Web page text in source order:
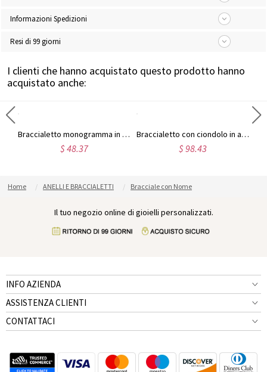
Informazioni Spedizioni
Resi di 99 giorni
I clienti che hanno acquistato questo prodotto hanno
acquistato anche:
Braccialetto monogramma in argento sterling personalizzato per lui/lei
$ 48.37
Braccialetto con ciondolo in argento sterling con pietra portafortuna e nomi incisi
$ 98.43
Home ANELLI E BRACCIALETTI Bracciale con Nome
Il tuo negozio online di gioielli personalizzati.
INFO AZIENDA
ASSISTENZA CLIENTI
CONTATTACI